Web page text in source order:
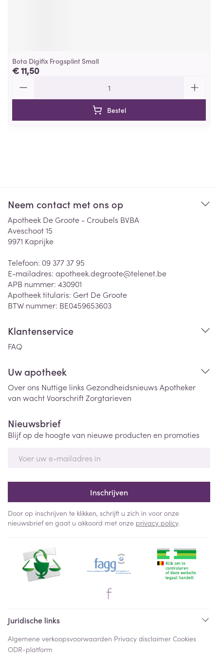
Bota Digifix Frogsplint Small
€ 11,50
Bestel
Neem contact met ons op
Apotheek De Groote - Croubels BVBA
Aveschoot 15
9971 Kaprijke
Telefoon: 09 377 37 95
E-mailadres: apotheek.degroote@telenet.be
APB nummer: 430901
Apotheek titularis: Gert De Groote
BTW nummer: BE0459653603
Klantenservice
FAQ
Uw apotheek
Over ons Nuttige links Gezondheidsnieuws Apotheker
van wachtVoorschriftZorgtarieven
Nieuwsbrief
Blijf op de hoogte van nieuwe producten en promoties
Inschrijven
Door op inschrijven te klikken, schrijft u zich in voor onze
nieuwsbrief en gaat u akkoord met onze privacy policy.
Juridische links
Algemene verkoopsvoorwaarden Privacy disclaimer Cookies
ODR-platform